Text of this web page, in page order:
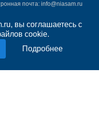
вы соглашаетесь с
cookie.
Подробнее
почта: info@niasam.ru